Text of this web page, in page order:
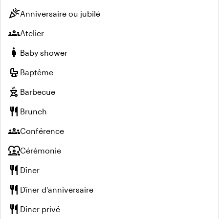
celebrationAnniversaire ou jubilé
groupsAtelier
pregnant_woman Baby shower
crib Baptême
outdoor_grill Barbecue
restaurant Brunch
groupsConférence
diversity_1Cérémonie
restaurant Dîner
restaurant Dîner d'anniversaire
restaurant Dîner privé